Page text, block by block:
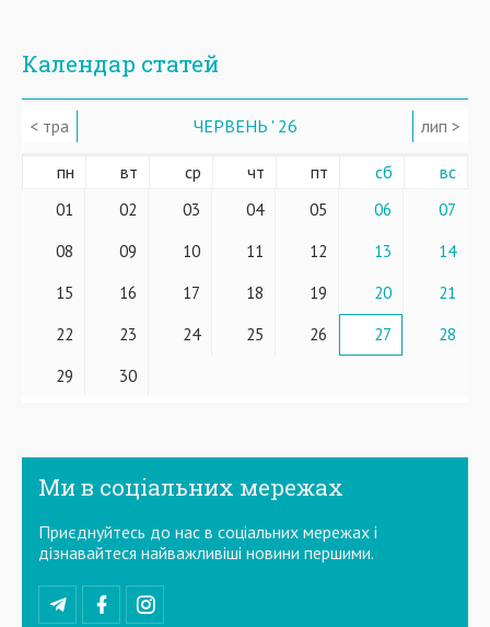
Календар статей
< тра ЧЕРВЕНЬ ' 26 лип >
пн вт ср чт пт сб вс
01 02 03 04 05 06
07
08
09 10 11 12 13
14
15
16 17 18 19 20
21
22
23 24 25 26 27
28
29
30
Ми в соціальних мережах
Приєднуйтесь до нас в соціальних мережах і
дізнавайтеся найважливіші новини першими.